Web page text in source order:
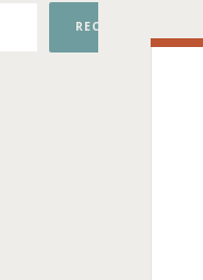
RECHERCHER